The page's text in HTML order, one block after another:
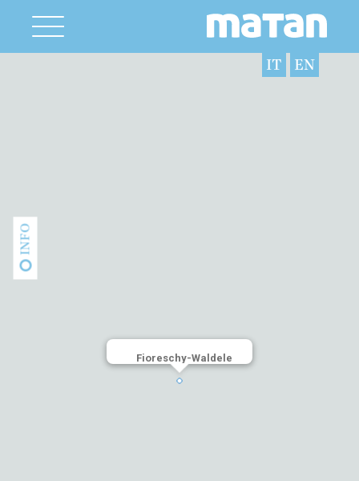
IT EN
INFO
Fioreschy-Waldele